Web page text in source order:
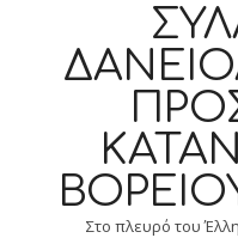
Στο πλευρό του